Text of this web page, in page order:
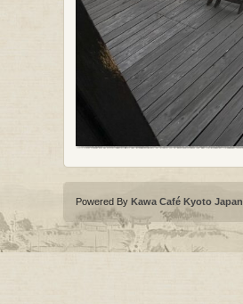
Powered By Kawa Café Kyoto Japan